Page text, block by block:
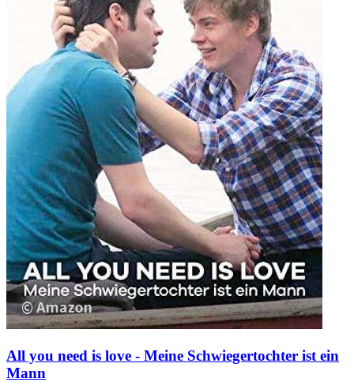
All you need is love - Meine Schwiegertochter ist ein
Mann